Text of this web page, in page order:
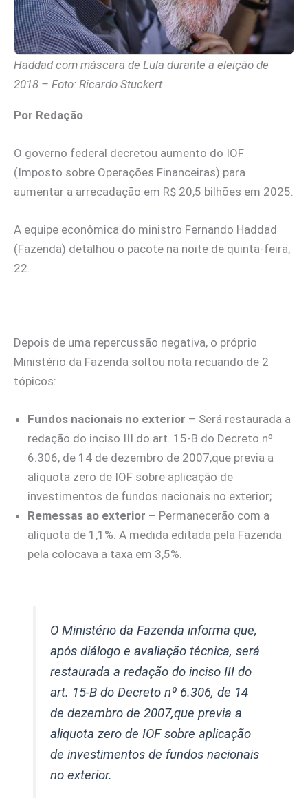
Haddad com máscara de Lula durante a eleição de
2018 – Foto: Ricardo Stuckert
Por Redação
O governo federal decretou aumento do IOF
(Imposto sobre Operações Financeiras) para
aumentar a arrecadação em R$ 20,5 bilhões em 2025.
A equipe econômica do ministro Fernando Haddad
(Fazenda) detalhou o pacote na noite de quinta-feira,
22.
Depois de uma repercussão negativa, o próprio
Ministério da Fazenda soltou nota recuando de 2
tópicos:
Fundos nacionais no exterior – Será restaurada a
redação do inciso III do art. 15-B do Decreto nº
6.306, de 14 de dezembro de 2007,que previa a
alíquota zero de IOF sobre aplicação de
investimentos de fundos nacionais no exterior;
Remessas ao exterior – Permanecerão com a
alíquota de 1,1%. A medida editada pela Fazenda
pela colocava a taxa em 3,5%.
O Ministério da Fazenda informa que,
após diálogo e avaliação técnica, será
restaurada a redação do inciso III do
art. 15-B do Decreto nº 6.306, de 14
de dezembro de 2007,que previa a
aliquota zero de IOF sobre aplicação
de investimentos de fundos nacionais
no exterior.